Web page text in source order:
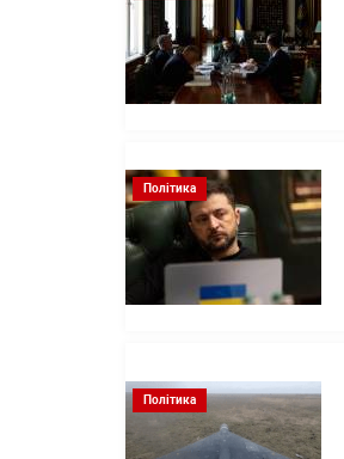
Політика
Політика